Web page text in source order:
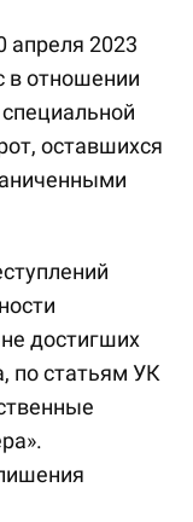
апреля 2023
в отношении
оставшихся
достигших
по статьям УК